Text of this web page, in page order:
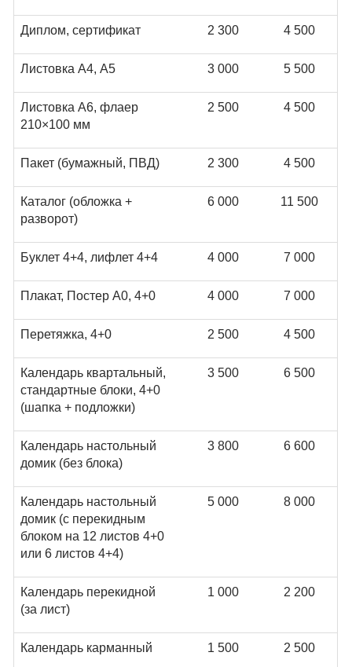
Диплом, сертификат 2 300 4 500
Листовка А4, А5 3 000 5 500
Листовка А6, флаер
210×100 мм
2 500 4 500
Пакет (бумажный, ПВД) 2 300 4 500
Каталог (обложка +
разворот)
6 000 11 500
Буклет 4+4, лифлет 4+4 4 000 7 000
Плакат, Постер А0, 4+0 4 000 7 000
Перетяжка, 4+0 2 500 4 500
Календарь квартальный,
стандартные блоки, 4+0
(шапка + подложки)
3 500 6 500
Календарь настольный
домик (без блока)
3 800 6 600
Календарь настольный
домик (с перекидным
блоком на 12 листов 4+0
или 6 листов 4+4)
5 000 8 000
Календарь перекидной
(за лист)
1 000 2 200
Календарь карманный 1 500 2 500